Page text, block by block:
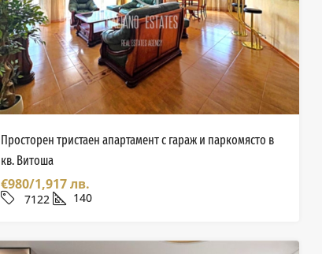
Просторен тристаен апартамент с гараж и паркомясто в
кв. Витоша
€980/1,917 лв.
7122 140